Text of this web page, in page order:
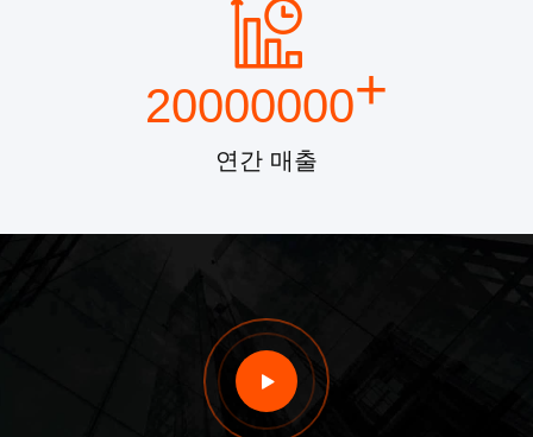
20000000+
연간 매출